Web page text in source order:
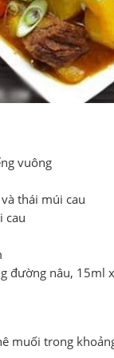
vuông
thái múi cau
cau
đường nâu,
muối trong